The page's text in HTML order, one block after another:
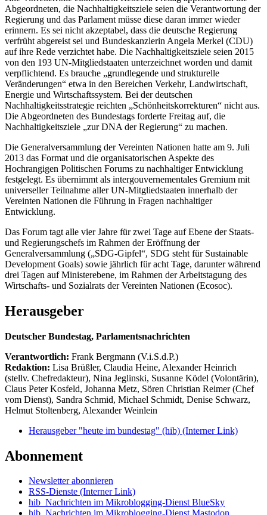
Abgeordneten, die Nachhaltigkeitsziele seien die Verantwortung der
Regierung und das Parlament müsse diese daran immer wieder
erinnern. Es sei nicht akzeptabel, dass die deutsche Regierung
verfrüht abgereist sei und Bundeskanzlerin Angela Merkel (CDU)
auf ihre Rede verzichtet habe. Die Nachhaltigkeitsziele seien 2015
von den 193 UN-Mitgliedstaaten unterzeichnet worden und damit
verpflichtend. Es brauche „grundlegende und strukturelle
Veränderungen“ etwa in den Bereichen Verkehr, Landwirtschaft,
Energie und Wirtschaftssystem. Bei der deutschen
Nachhaltigkeitsstrategie reichten „Schönheitskorrekturen“ nicht aus.
Die Abgeordneten des Bundestags forderte Freitag auf, die
Nachhaltigkeitsziele „zur DNA der Regierung“ zu machen.
Die Generalversammlung der Vereinten Nationen hatte am 9. Juli
2013 das Format und die organisatorischen Aspekte des
Hochrangigen Politischen Forums zu nachhaltiger Entwicklung
festgelegt. Es übernimmt als intergouvernementales Gremium mit
universeller Teilnahme aller UN-Mitgliedstaaten innerhalb der
Vereinten Nationen die Führung in Fragen nachhaltiger
Entwicklung.
Das Forum tagt alle vier Jahre für zwei Tage auf Ebene der Staats-
und Regierungschefs im Rahmen der Eröffnung der
Generalversammlung („SDG-Gipfel“, SDG steht für Sustainable
Development Goals) sowie jährlich für acht Tage, darunter während
drei Tagen auf Ministerebene, im Rahmen der Arbeitstagung des
Wirtschafts- und Sozialrats der Vereinten Nationen (Ecosoc).
Herausgeber
Deutscher Bundestag, Parlamentsnachrichten
Verantwortlich: Frank Bergmann (V.i.S.d.P.)
Redaktion: Lisa Brüßler, Claudia Heine, Alexander Heinrich
(stellv. Chefredakteur), Nina Jeglinski, Susanne Ködel (Volontärin),
Claus Peter Kosfeld, Johanna Metz, Sören Christian Reimer (Chef
vom Dienst), Sandra Schmid, Michael Schmidt, Denise Schwarz,
Helmut Stoltenberg, Alexander Weinlein
Herausgeber "heute im bundestag" (hib) (Interner Link)
Abonnement
Newsletter abonnieren
RSS-Dienste (Interner Link)
hib_Nachrichten im Mikroblogging-Dienst BlueSky